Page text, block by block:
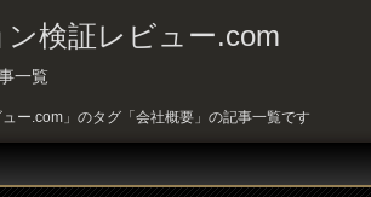
検証レビュー.com
一覧
ュー.com」のタグ「会社概要」の記事一覧です